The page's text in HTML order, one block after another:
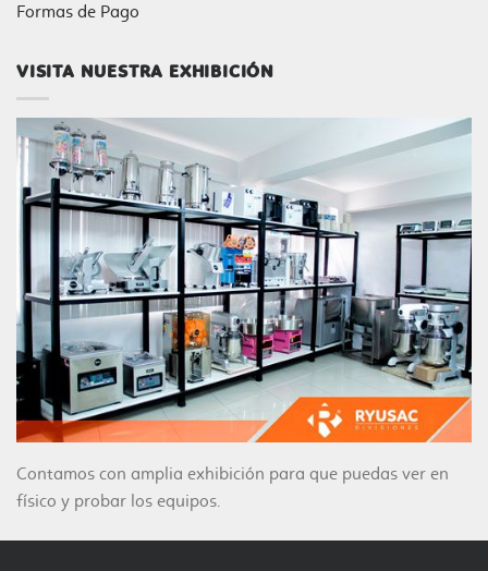
Formas de Pago
VISITA NUESTRA EXHIBICIÓN
Contamos con amplia exhibición para que puedas ver en
físico y probar los equipos.